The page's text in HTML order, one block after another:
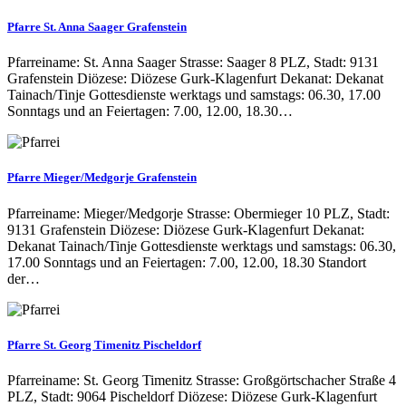
Pfarre St. Anna Saager Grafenstein
Pfarreiname: St. Anna Saager Strasse: Saager 8 PLZ, Stadt: 9131
Grafenstein Diözese: Diözese Gurk-Klagenfurt Dekanat: Dekanat
Tainach/Tinje Gottesdienste werktags und samstags: 06.30, 17.00
Sonntags und an Feiertagen: 7.00, 12.00, 18.30…
Pfarre Mieger/Medgorje Grafenstein
Pfarreiname: Mieger/Medgorje Strasse: Obermieger 10 PLZ, Stadt:
9131 Grafenstein Diözese: Diözese Gurk-Klagenfurt Dekanat:
Dekanat Tainach/Tinje Gottesdienste werktags und samstags: 06.30,
17.00 Sonntags und an Feiertagen: 7.00, 12.00, 18.30 Standort
der…
Pfarre St. Georg Timenitz Pischeldorf
Pfarreiname: St. Georg Timenitz Strasse: Großgörtschacher Straße 4
PLZ, Stadt: 9064 Pischeldorf Diözese: Diözese Gurk-Klagenfurt